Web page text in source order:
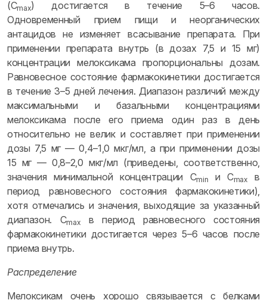
(Cmax) достигается в течение 5–6 часов.
Одновременный прием пищи и неорганических
антацидов не изменяет всасывание препарата. При
применении препарата внутрь (в дозах 7,5 и 15 мг)
концентрации мелоксикама пропорциональны дозам.
Равновесное состояние фармакокинетики достигается
в течение 3–5 дней лечения. Диапазон различий между
максимальными и базальными концентрациями
мелоксикама после его приема один раз в день
относительно не велик и составляет при применении
дозы 7,5 мг — 0,4–1,0 мкг/мл, а при применении дозы
15 мг — 0,8–2,0 мкг/мл (приведены, соответственно,
значения минимальной концентрации Cmin и Cmax
в
период равновесного состояния фармакокинетики),
хотя отмечались и значения, выходящие за указанный
диапазон. Cmax
в период равновесного состояния
фармакокинетики достигается через 5–6 часов после
приема внутрь.
Распределение
Мелоксикам очень хорошо связывается с белками